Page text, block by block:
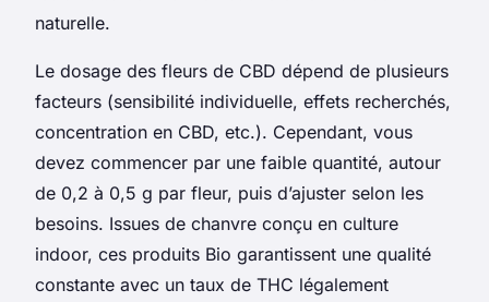
naturelle.
Le dosage des fleurs de CBD dépend de plusieurs
facteurs (sensibilité individuelle, effets recherchés,
concentration en CBD, etc.). Cependant, vous
devez commencer par une faible quantité, autour
de 0,2 à 0,5 g par fleur, puis d’ajuster selon les
besoins. Issues de chanvre conçu en culture
indoor, ces produits Bio garantissent une qualité
constante avec un taux de THC légalement